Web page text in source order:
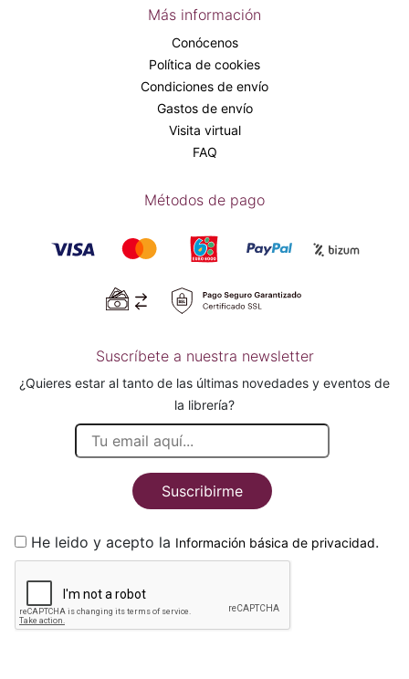
Más información
Conócenos
Política de cookies
Condiciones de envío
Gastos de envío
Visita virtual
FAQ
Métodos de pago
Suscríbete a nuestra newsletter
¿Quieres estar al tanto de las últimas novedades y eventos de
la librería?
Suscribirme
He leido y acepto la Información básica de privacidad.